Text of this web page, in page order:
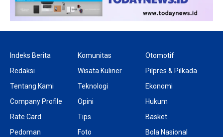
Indeks Berita
Redaksi
Tentang Kami
Company Profile
Rate Card
Pedoman
Komunitas
Wisata Kuliner
Teknologi
Opini
Tips
Foto
Otomotif
Pilpres & Pilkada
Ekonomi
Hukum
Basket
Bola Nasional